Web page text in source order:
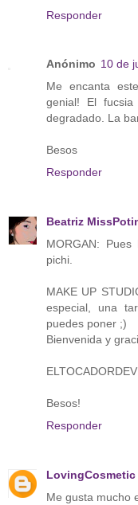
Responder
Anónimo 10 de
Me encanta
genial! El
degradado. La
Besos
Responder
Beatriz
MORGAN:
pichi.
MAKE UP
especial, una
puedes poner ;)
Bienvenida y
Besos!
Responder
LovingCosmetic
Me gusta mucho